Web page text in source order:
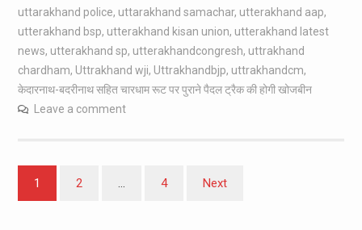
uttarakhand police, uttarakhand samachar, utterakhand aap,
utterakhand bsp, utterakhand kisan union, utterakhand latest
news, utterakhand sp, utterakhandcongresh, uttrakhand
chardham, Uttrakhand wji, Uttrakhandbjp, uttrakhandcm,
केदारनाथ-बदरीनाथ सहित चारधाम रूट पर पुराने पैदल ट्रैक की होगी खोजबीन
Leave a comment
Posts
pagination
1 2 4 Next